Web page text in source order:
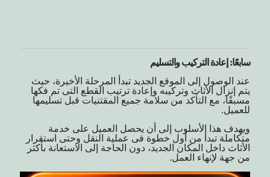
سابعًا: إعادة التركيب والتسليم
عند الوصول إلى الموقع الجديد تبدأ المرحلة الأخيرة، حيث
يتم إنزال الأثاث وتركيبه وإعادة ترتيب القطع التى تم فكها
مسبقًا، مع التأكد من سلامة جميع المقتنيات قبل تسليمها
للعميل.
ويهدف هذا الأسلوب إلى أن يحصل العميل على خدمة
متكاملة تبدأ من أول خطوة فى عملية النقل وحتى استقرار
الأثاث داخل المكان الجديد، دون الحاجة إلى الاستعانة بأكثر
من جهة لإنهاء العمل.